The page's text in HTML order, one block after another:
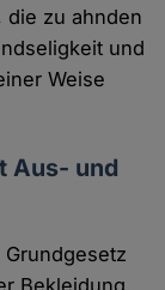
die zu ahnden
und
Weise
Aus- und